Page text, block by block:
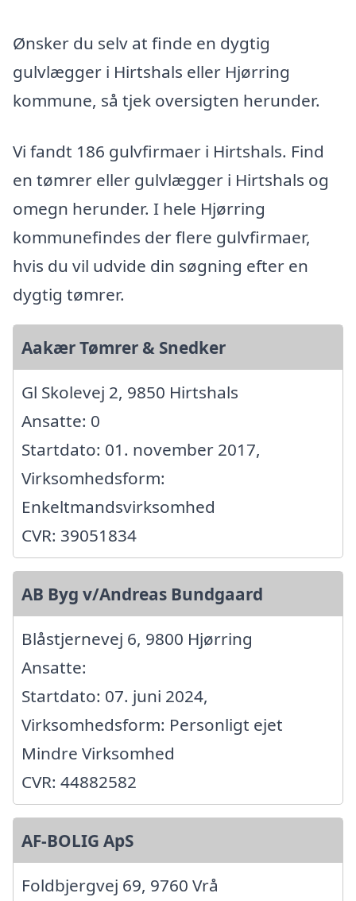
Ønsker du selv at finde en dygtig
gulvlægger i Hirtshals eller Hjørring
kommune, så tjek oversigten herunder.
Vi fandt 186 gulvfirmaer i Hirtshals. Find
en tømrer eller gulvlægger i Hirtshals og
omegn herunder. I hele Hjørring
kommunefindes der flere gulvfirmaer,
hvis du vil udvide din søgning efter en
dygtig tømrer.
Aakær Tømrer & Snedker
Gl Skolevej 2, 9850 Hirtshals
Ansatte: 0
Startdato: 01. november 2017,
Virksomhedsform:
Enkeltmandsvirksomhed
CVR: 39051834
AB Byg v/Andreas Bundgaard
Blåstjernevej 6, 9800 Hjørring
Ansatte:
Startdato: 07. juni 2024,
Virksomhedsform: Personligt ejet
Mindre Virksomhed
CVR: 44882582
AF-BOLIG ApS
Foldbjergvej 69, 9760 Vrå